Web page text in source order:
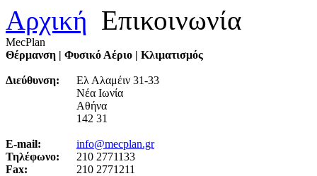
Αρχική Επικοινωνία
MecPlan
Θέρμανση | Φυσικό Αέριο | Κλιματισμός
Διεύθυνση:
Ελ Αλαμέιν 31-33
Νέα Ιωνία
Αθήνα
142 31
E-mail:
info@mecplan.gr
Τηλέφωνο:
210 2771133
Fax:
210 2771211